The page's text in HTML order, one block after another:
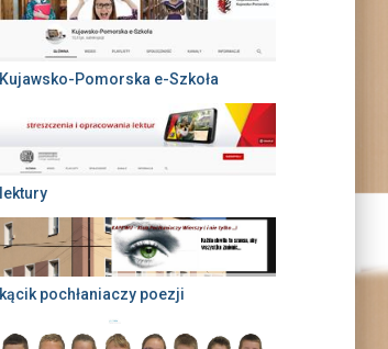
Kujawsko-Pomorska e-Szkoła
lektury
kącik pochłaniaczy poezji